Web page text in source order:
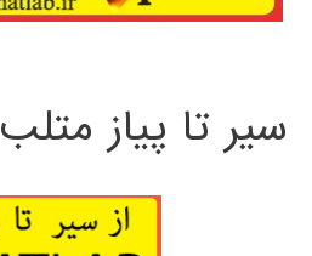
سیر تا پیاز متلب MATLAB